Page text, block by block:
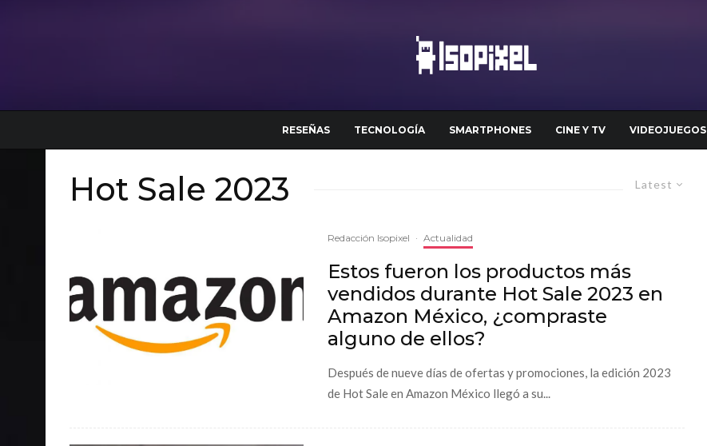
RESEÑAS TECNOLOGÍA SMARTPHONES CINE Y TV VIDEOJUEGOS
Latest
Hot Sale 2023
Redacción Isopixel · Actualidad
Estos fueron los productos más
vendidos durante Hot Sale 2023 en
Amazon México, ¿compraste
alguno de ellos?
Después de nueve días de ofertas y promociones, la edición 2023
de Hot Sale en Amazon México llegó a su...